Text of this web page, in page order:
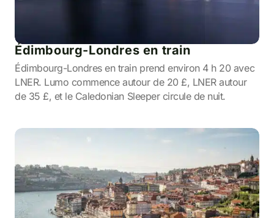
Édimbourg-Londres en train
Édimbourg-Londres en train prend environ 4 h 20 avec
LNER. Lumo commence autour de 20 £, LNER autour
de 35 £, et le Caledonian Sleeper circule de nuit.